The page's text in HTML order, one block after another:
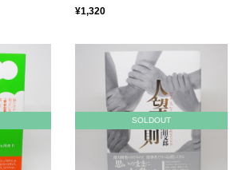
¥1,320
SOLDOUT